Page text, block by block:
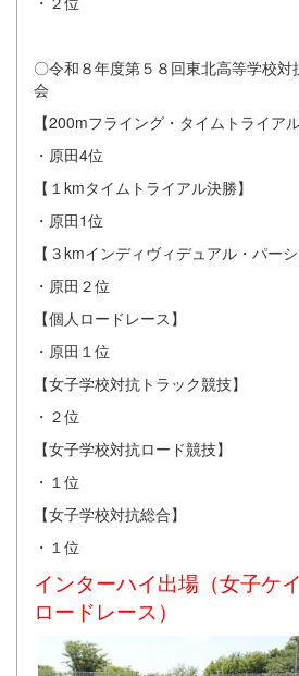
〇令和８年度第５８回東北高等学校
会
【200mフライング・タイムトライア
・原田4位
【１kmタイムトライアル決勝】
・原田1位
【３kmインディヴィデュアル・パー
・原田２位
【個人ロードレース】
・原田１位
【女子学校対抗トラック競技】
・２位
【女子学校対抗ロード競技】
・１位
【女子学校対抗総合】
・１位
インターハイ出場（女子ケ
ロードレース）